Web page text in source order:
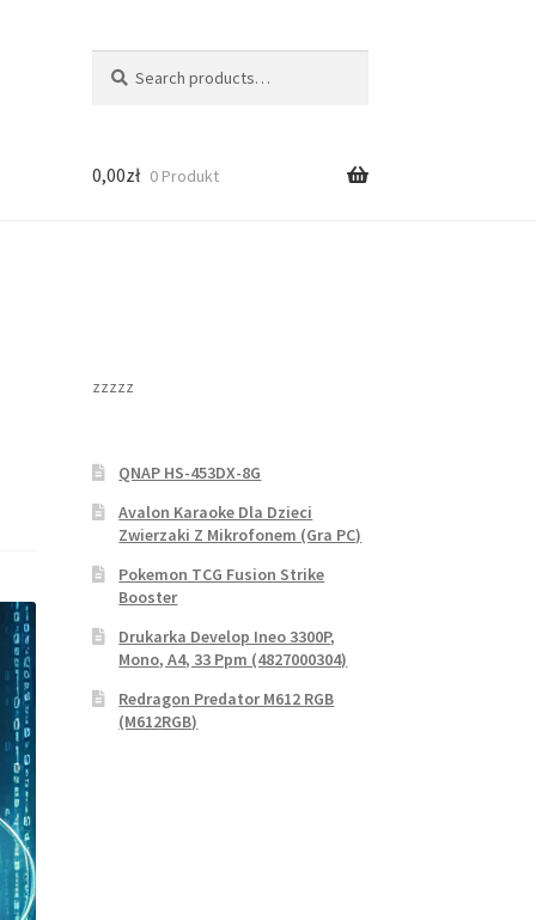
for:
0,00zł 0 Produkt
zzzzz
QNAP HS-453DX-8G
Avalon Karaoke Dla Dzieci
Zwierzaki Z Mikrofonem (Gra PC)
Pokemon TCG Fusion Strike
Booster
Drukarka Develop Ineo 3300P,
Mono, A4, 33 Ppm (4827000304)
Redragon Predator M612 RGB
(M612RGB)